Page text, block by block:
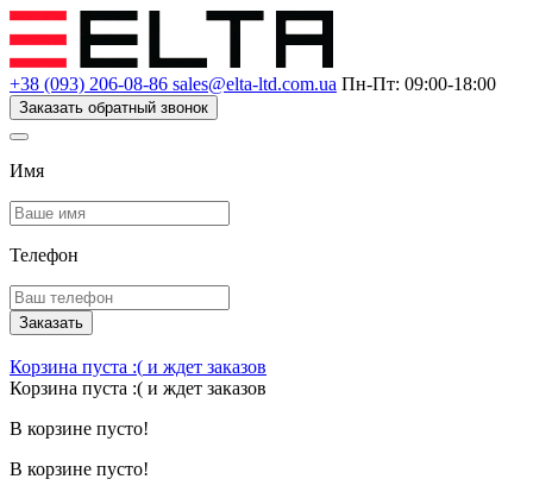
+38 (093) 206-08-86 sales@elta-ltd.com.ua Пн-Пт: 09:00-18:00
Заказать обратный звонок
Имя
Телефон
Заказать
Корзина пуста :( и ждет заказов
Корзина пуста :( и ждет заказов
В корзине пусто!
В корзине пусто!